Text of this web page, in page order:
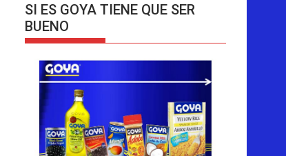
SI ES GOYA TIENE QUE SER
BUENO